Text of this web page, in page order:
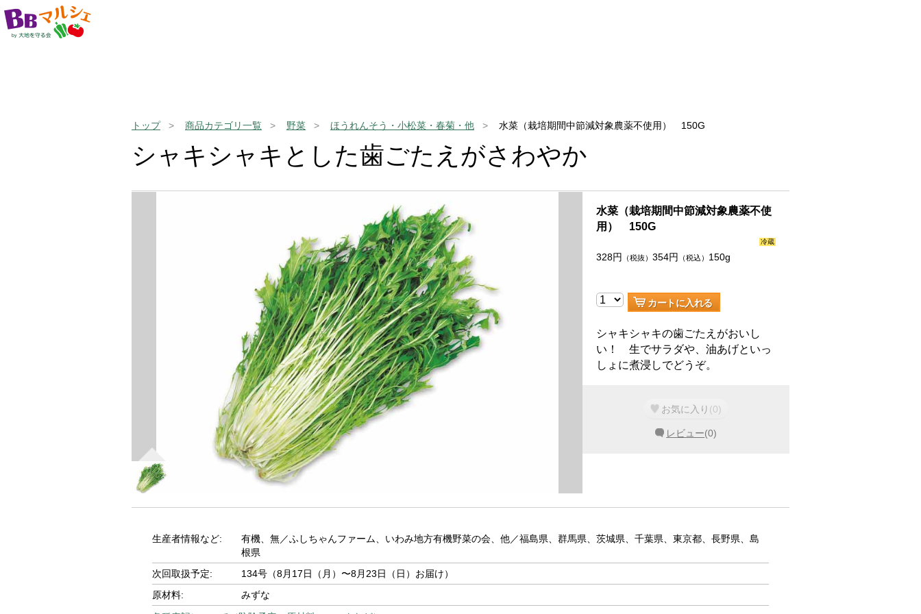
トップ 商品カテゴリ一覧 野菜 ほうれんそう・小松菜・春菊・他 水菜（栽培期間中節減対象農薬不使用） 150G
シャキシャキとした歯ごたえがさわやか
水菜（栽培期間中節減対象農薬不使
用） 150G
冷蔵
328円 （税抜）354円 （税込） 150g
カートに入れる
シャキシャキの歯ごたえがおいし
い！ 生でサラダや、油あげといっ
しょに煮浸しでどうぞ。
お気に入り (0)
レビュー(0)
生産者情報など:
有機、無／ふしちゃんファーム、いわみ地方有機野菜の会、他／福島県、群馬県、茨城県、千葉県、東京都、長野県、島
根県
次回取扱予定:
134号（8月17日（月）〜8月23日（日）お届け）
原材料:
みずな